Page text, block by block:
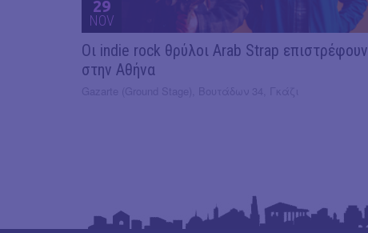
29
NOV
Οι indie rock θρύλοι Arab Strap επιστρέφουν
στην Αθήνα